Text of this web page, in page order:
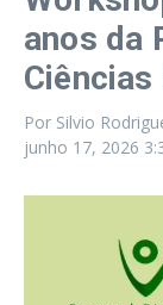
anos da
Por Silvio
junho 17, 2026